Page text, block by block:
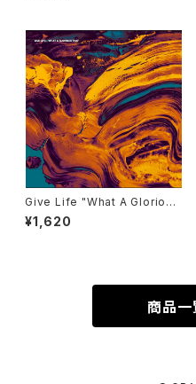
Give Life "What A Glorious
Time" CD
¥1,620
商品一